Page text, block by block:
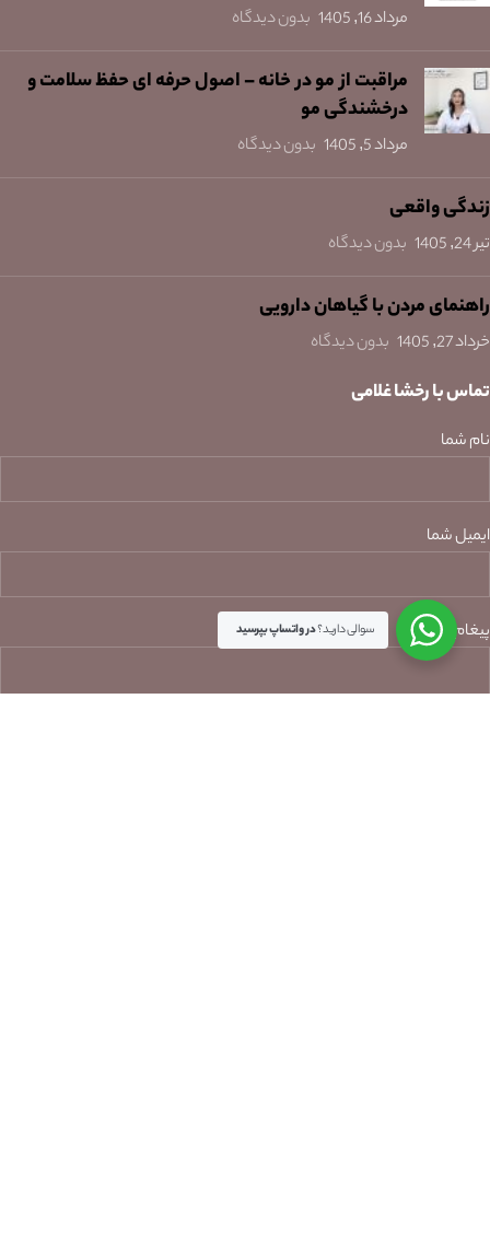
مرداد 16, 1405 بدون دیدگاه
مراقبت از مو در خانه – اصول حرفه ای حفظ سلامت و
درخشندگی مو
مرداد 5, 1405 بدون دیدگاه
زندگی واقعی
تیر 24, 1405 بدون دیدگاه
راهنمای مردن با گیاهان دارویی
خرداد 27, 1405 بدون دیدگاه
تماس با رخشا غلامی
نام شما
ایمیل شما
پیغام شما سوالی دارید؟در واتساپ بپرسید